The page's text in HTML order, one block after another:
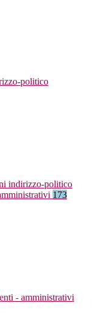
politico
indirizzo-politico
173
- amministrativi